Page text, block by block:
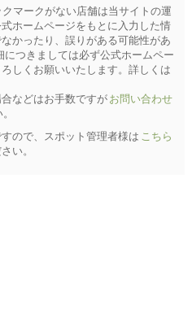
マークがない店舗は当サイトの運
ホームページをもとに入力した情
かったり、誤りがある可能性があ
つきましては必ず公式ホームペー
しくお願いいたします。詳しくは
などはお手数ですが お問い合わせ
ので、スポット管理者様は こちら
い。